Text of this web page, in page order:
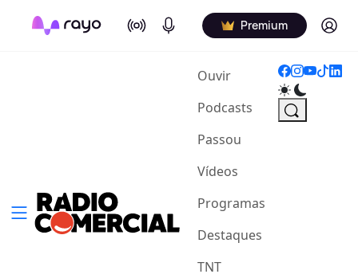
On Air Podcasts Premium Log in
Ouvir(current)
Podcasts
Passou
Vídeos
Programas
Destaques
TNT